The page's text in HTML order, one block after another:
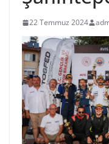
22 Temmuz 2024